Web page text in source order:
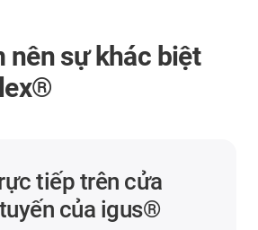
nên sự khác biệt
tiếp trên cửa
của igus®